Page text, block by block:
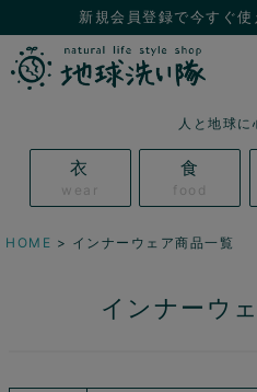
新規会員登録で今すぐ
人と地球に
衣
wear
食
food
HOME インナーウェア商品一覧
インナーウ